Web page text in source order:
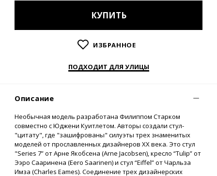
КУПИТЬ
ИЗБРАННОЕ
ПОДХОДИТ ДЛЯ УЛИЦЫ
Описание
Необычная модель разработана Филиппом Старком
совместно с Юджени Куитлетом. Авторы создали стул-
"цитату", где "зашифрованы" силуэты трех знаменитых
моделей от прославленных дизайнеров ХХ века. Это стул
"Series 7” от Арне Якобсена (Arne Jacobsen), кресло “Tulip” от
Ээро Сааринена (Eero Saarinen) и стул “Eiffel” от Чарльза
Имза (Charles Eames). Соединение трех дизайнерских